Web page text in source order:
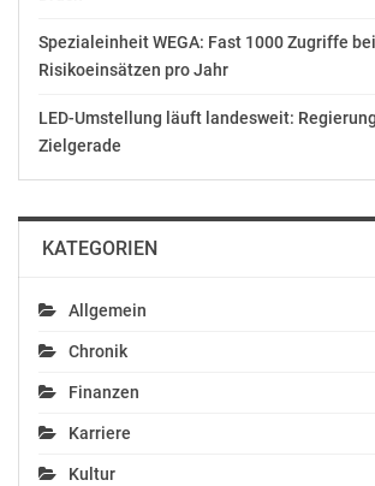
Bundesschulsprecher
ad Zentralmatura:
“Schwierige Jahrgänge
mehr geben.”
Mai 3, 2019
“Ohne
Fortschritt.”
Zentralmatura geht ins
Zeit fürs Pickerl
Spezialeinheit WEGA: Fast 1000 Zugriffe bei
Risikoeinsätzen pro Jahr
LED-Umstellung läuft landesweit:
Zielgerade
KATEGORIEN
Allgemein
Chronik
Finanzen
Karriere
Kultur